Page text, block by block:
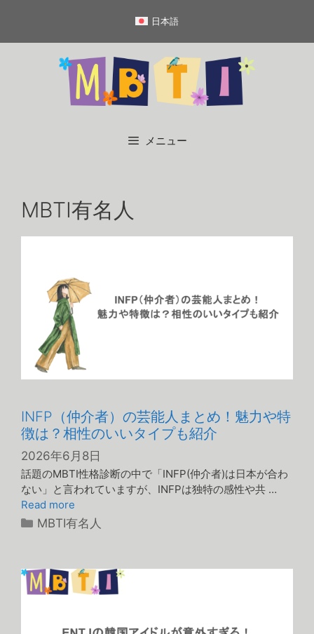
テ
日本語
メニュー
MBTI有名人
INFP（仲介者）の芸能人まとめ！魅力や特
徴は？相性のいいタイプも紹介
2026年6月8日
話題のMBTI性格診断の中で「INFP(仲介者)は日本が合わ
ない」と言われていますが、INFPは独特の感性や共 …
Read more
カ
リ
ー
MBTI有名人